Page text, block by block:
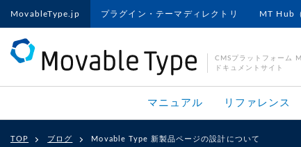
MovableType.jp プラグイン・テーマディレクトリ MT Hub
CMSプラットフォーム
ドキュメントサイト
マニュアル リファレンス
TOP ブログ Movable Type 新製品ページの設計について